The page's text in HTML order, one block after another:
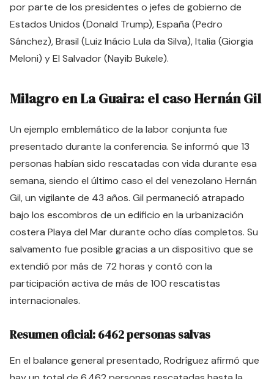
por parte de los presidentes o jefes de gobierno de
Estados Unidos (Donald Trump), España (Pedro
Sánchez), Brasil (Luiz Inácio Lula da Silva), Italia (Giorgia
Meloni) y El Salvador (Nayib Bukele).
Milagro en La Guaira: el caso Hernán Gil
Un ejemplo emblemático de la labor conjunta fue
presentado durante la conferencia. Se informó que 13
personas habían sido rescatadas con vida durante esa
semana, siendo el último caso el del venezolano Hernán
Gil, un vigilante de 43 años. Gil permaneció atrapado
bajo los escombros de un edificio en la urbanización
costera Playa del Mar durante ocho días completos. Su
salvamento fue posible gracias a un dispositivo que se
extendió por más de 72 horas y contó con la
participación activa de más de 100 rescatistas
internacionales.
Resumen oficial: 6462 personas salvas
En el balance general presentado, Rodríguez afirmó que